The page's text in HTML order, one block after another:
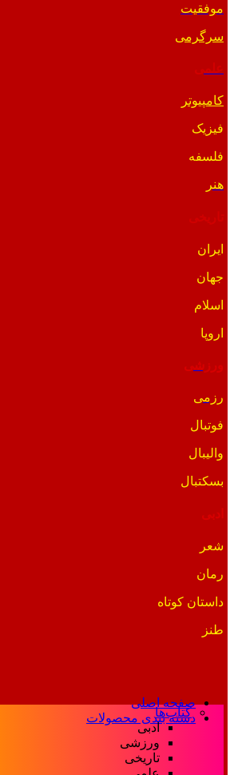
موفقیت
سرگرمی
کامپیوتر
فیزیک
فلسفه
هنر
ایران
جهان
اسلام
اروپا
ورزشی
رزمی
فوتبال
والیبال
بسکتبال
ادبی
شعر
رمان
داستان کوتاه
طنز
صفحه اصلی
دسته بندی محصولات
کتاب‌ها
ادبی
ورزشی
تاریخی